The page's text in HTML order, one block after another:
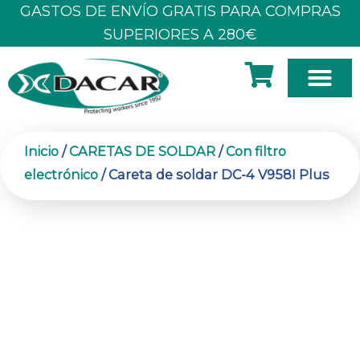
GASTOS DE ENVÍO GRATIS PARA COMPRAS
SUPERIORES A 280€
Inicio /CARETAS DE SOLDAR /Con filtro
electrónico / Careta de soldar DC-4 V958I Plus